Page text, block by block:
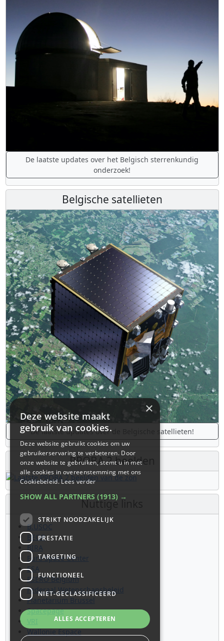
De laatste updates over het Belgisch sterrenkundig
onderzoek!
Belgische satellieten
De laatste updates over de Belgische satellieten!
PROBA 2 beelden
Nuttige links
B.USOC
BEOP
BIRA
Euro Space Center
ESA
ESERO Belgium
Federaal Wetenschapsbeleid
Planetarium Brussel
Spacepage
VRI
Wallonie Espace
×
Deze website maakt
gebruik van cookies.
Deze website gebruikt cookies om uw
gebruikerservaring te verbeteren. Door
onze website te gebruiken, stemt u in met
alle cookies in overeenstemming met ons
Cookiebeleid.Lees verder
SHOW ALL PARTNERS (1913) →
STRIKT NOODZAKELIJK
PRESTATIE
TARGETING
FUNCTIONEEL
NIET-GECLASSIFICEERD
ALLES ACCEPTEREN